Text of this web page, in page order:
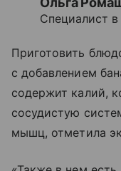
Специалист
Приготовить
с добавлением
содержит калий,
сосудистую
мышц, отметила